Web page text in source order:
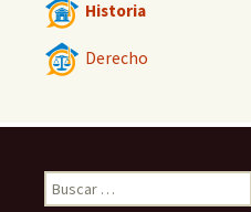
Historia
Derecho
Buscar: